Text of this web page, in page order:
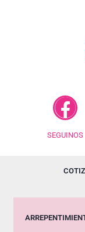
SEGUINOS